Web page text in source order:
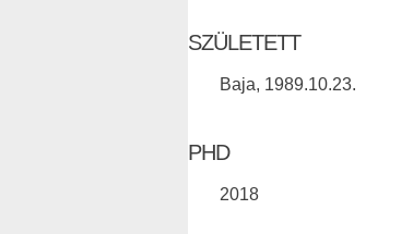
SZÜLETETT
Baja, 1989.10.23.
PHD
2018